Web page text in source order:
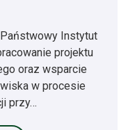
Instytut
projektu
oraz wsparcie
w procesie
przy…